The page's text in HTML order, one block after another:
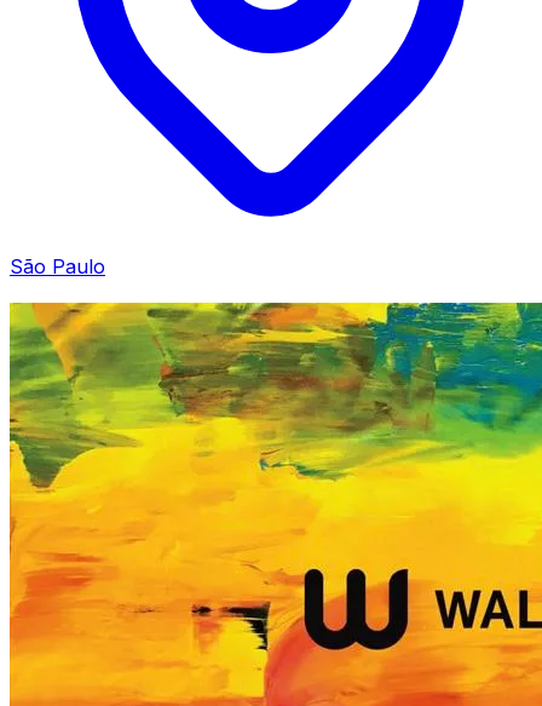
São Paulo